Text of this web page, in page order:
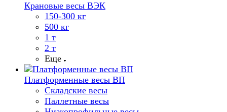
Крановые весы ВЭК
150-300 кг
500 кг
1 т
2 т
Еще
Платформенные весы ВП
Складские весы
Паллетные весы